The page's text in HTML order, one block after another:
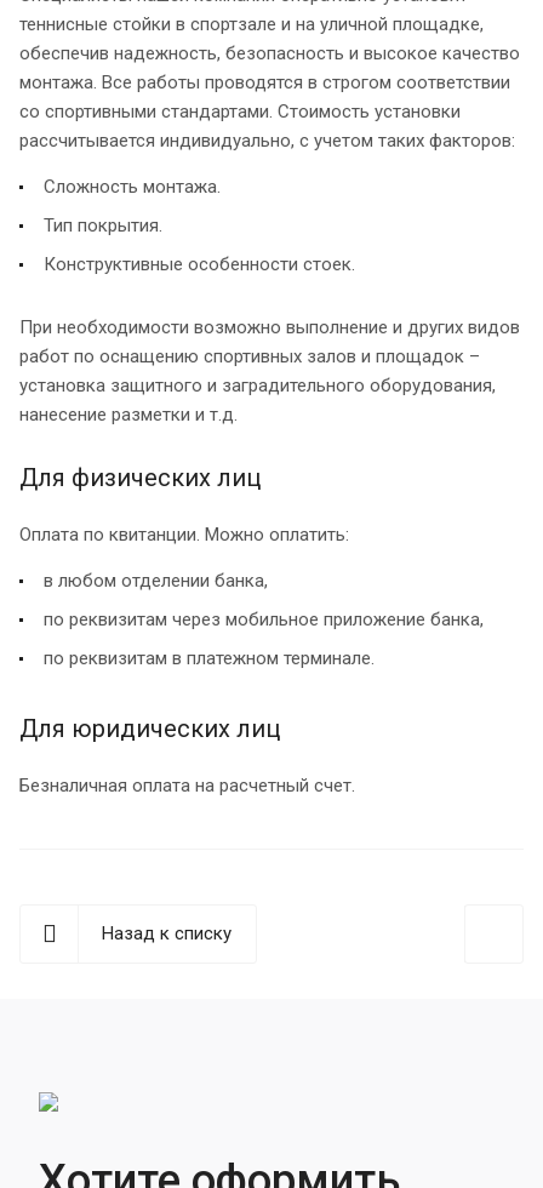
теннисные стойки в спортзале и на уличной площадке,
обеспечив надежность, безопасность и высокое качество
монтажа. Все работы проводятся в строгом соответствии
со спортивными стандартами. Стоимость установки
рассчитывается индивидуально, с учетом таких факторов:
Сложность монтажа.
Тип покрытия.
Конструктивные особенности стоек.
При необходимости возможно выполнение и других видов
работ по оснащению спортивных залов и площадок –
установка защитного и заградительного оборудования,
нанесение разметки и т.д.
Для физических лиц
Оплата по квитанции. Можно оплатить:
в любом отделении банка,
по реквизитам через мобильное приложение банка,
по реквизитам в платежном терминале.
Для юридических лиц
Безналичная оплата на расчетный счет.
Назад к списку